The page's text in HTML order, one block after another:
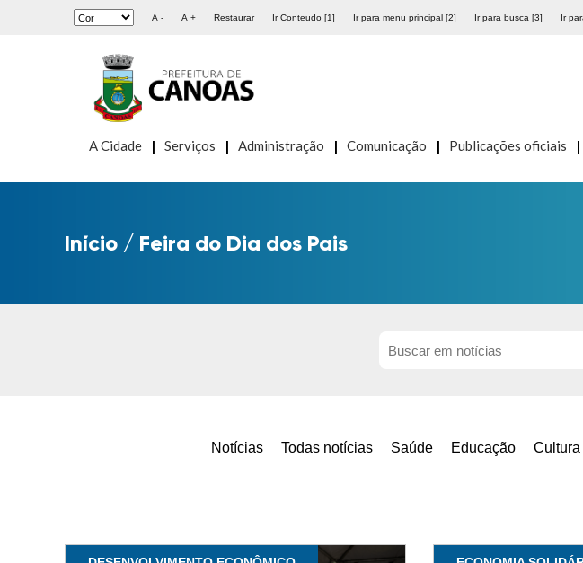
A - A + Restaurar Ir Conteudo [1] Ir para menu principal [2] Ir para busca [3] Ir
A Cidade Serviços Administração Comunicação Publicações oficiais
Início / Feira do Dia dos Pais
Notícias Todas notícias Saúde Educação Cultura